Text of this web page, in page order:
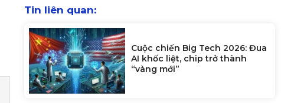
Tin liên quan:
Cuộc chiến Big Tech 2026: Đua
AI khốc liệt, chip trở thành
“vàng mới”